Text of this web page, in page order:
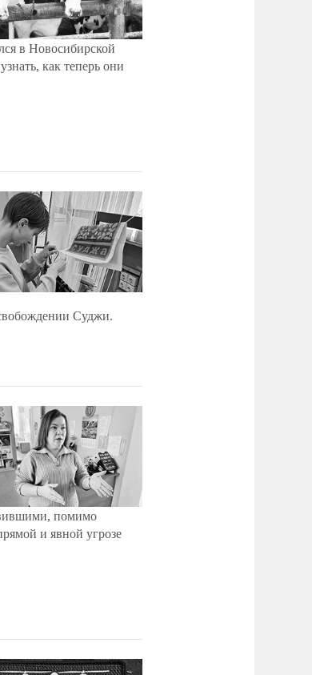
в Новосибирской
как теперь они
Суджи.
помимо
и явной угрозе